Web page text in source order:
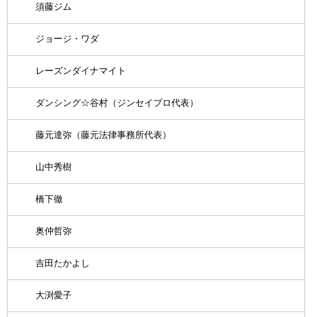
須藤ジム
ジョージ・ワダ
レーズンダイナマイト
ダンシング☆谷村（ジンセイプロ代表）
藤元達弥（藤元法律事務所代表）
山中秀樹
橋下徹
奥仲哲弥
吉田たかよし
大渕愛子